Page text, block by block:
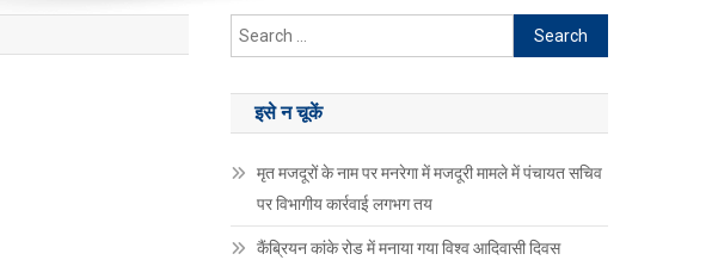
Search
for:
इसे न चूकें
मृत मजदूरों के नाम पर मनरेगा में मजदूरी मामले में पंचायत सचिव
पर विभागीय कार्रवाई लगभग तय
कैंब्रियन कांके रोड में मनाया गया विश्व आदिवासी दिवस